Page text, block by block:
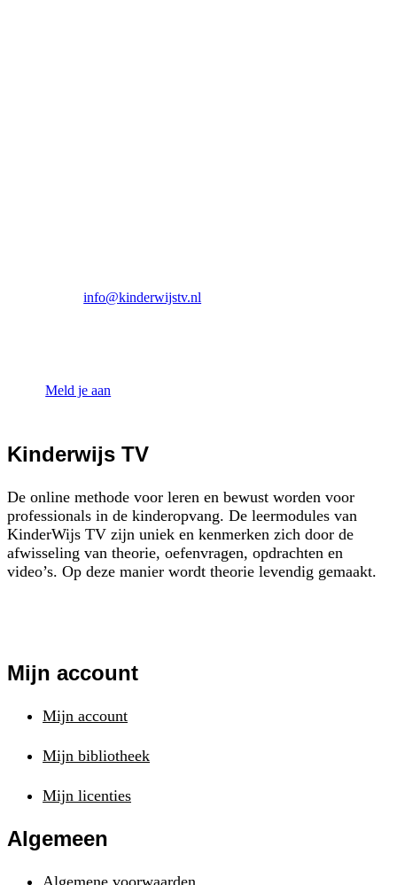
op viainfo@kinderwijstv.nl
Meld je aan
Kinderwijs TV
De online methode voor leren en bewust worden voor
professionals in de kinderopvang. De leermodules van
KinderWijs TV zijn uniek en kenmerken zich door de
afwisseling van theorie, oefenvragen, opdrachten en
video’s. Op deze manier wordt theorie levendig gemaakt.
Mijn account
Mijn account
Mijn bibliotheek
Mijn licenties
Algemeen
Algemene voorwaarden